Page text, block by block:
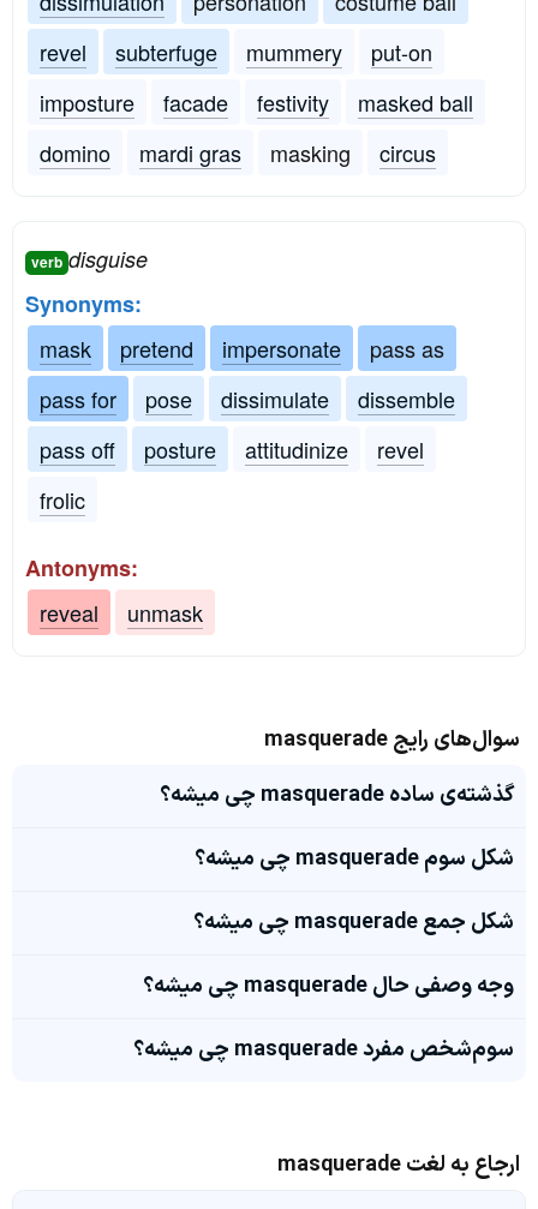
revel
subterfuge mummery
put-on
imposture
facade festivity
masked ball
domino
mardi gras masking circus
verb disguise
Synonyms:
mask
pretend impersonate
pass as
pass for
pose dissimulate
dissemble
pass off
posture attitudinize
revel
frolic
Antonyms:
reveal
unmask
سوال‌های رایج masquerade
گذشته‌ی ساده masquerade چی میشه؟
شکل سوم masquerade چی میشه؟
شکل جمع masquerade چی میشه؟
وجه وصفی حال masquerade چی میشه؟
سوم‌شخص مفرد masquerade چی میشه؟
ارجاع به لغت masquerade